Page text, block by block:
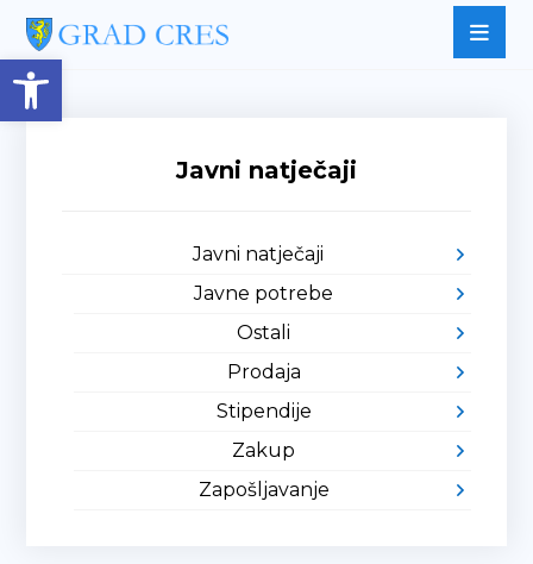
Open toolbar
Javni natječaji
Javni natječaji
Javne potrebe
Ostali
Prodaja
Stipendije
Zakup
Zapošljavanje